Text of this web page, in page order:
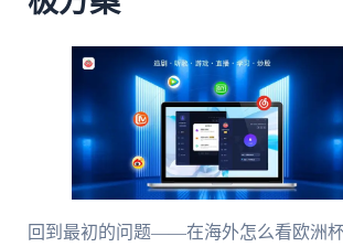
回到最初的问题——在海外怎么看欧洲